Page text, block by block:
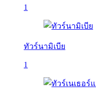
1
ทัวร์นามิเบีย
1